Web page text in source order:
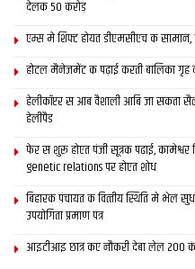
देलक 50 करोड़
एम्स मे शिफ्ट होयत डीएमसीएच क सामान,
होटल मैनेजमेंट क पढ़ाई करती बालिका
हेलीकॉप्टर स आब वैशाली आबि जा सकता
हेलीपैड
फेर स शुरू होएत पंजी सूत्रक पढाई, कामेश्वर
genetic relations पर होएत शोध
बिहारक पंचायत क वित्‍तीय स्थिति मे भेल
उपयोगिता प्रमाण पत्र
आइटीआइ छात्र कए नौकरी देबा लेल 200